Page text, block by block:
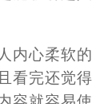
内心柔软的
看完还觉得